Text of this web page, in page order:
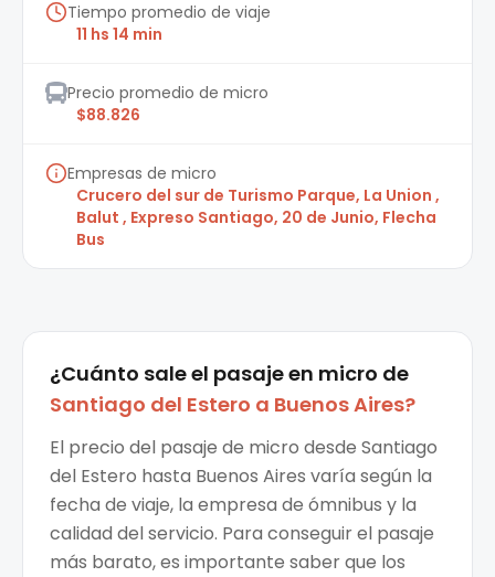
Tiempo promedio de viaje
11 hs 14 min
Precio promedio de micro
$88.826
Empresas de micro
Crucero del sur de Turismo Parque, La Union ,
Balut , Expreso Santiago, 20 de Junio, Flecha
Bus
¿Cuánto sale el pasaje en micro de
Santiago del Estero a Buenos Aires?
El precio del pasaje de micro desde Santiago
del Estero hasta Buenos Aires varía según la
fecha de viaje, la empresa de ómnibus y la
calidad del servicio. Para conseguir el pasaje
más barato, es importante saber que los